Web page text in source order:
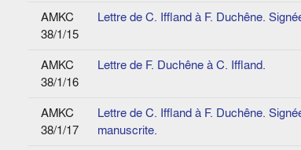
AMKC
38/1/15
Lettre de C. Iffland à F. Duchêne.
AMKC
38/1/16
Lettre de F. Duchêne à C. Iffland.
AMKC
38/1/17
Lettre de C. Iffland à F. Duchêne.
manuscrite.